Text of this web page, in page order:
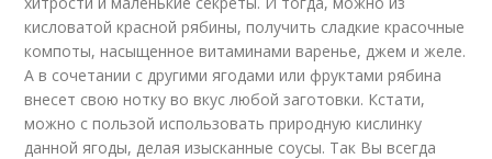
кисловатой красной рябины, получить сладкие красочные
компоты, насыщенное витаминами варенье, джем и желе.
А в сочетании с другими ягодами или фруктами рябина
внесет свою нотку во вкус любой заготовки. Кстати,
можно с пользой использовать природную кислинку
данной ягоды, делая изысканные соусы. Так Вы всегда